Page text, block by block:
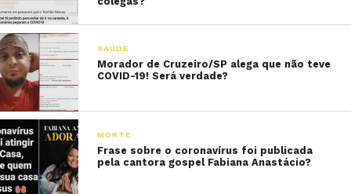
SAÚDE
Morador de Cruzeiro/SP alega que não teve
COVID-19! Será verdade?
MORTE
Frase sobre o coronavírus foi publicada
pela cantora gospel Fabiana Anastácio?